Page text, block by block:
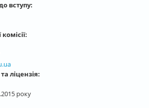
вступу:
ліцензія:
року